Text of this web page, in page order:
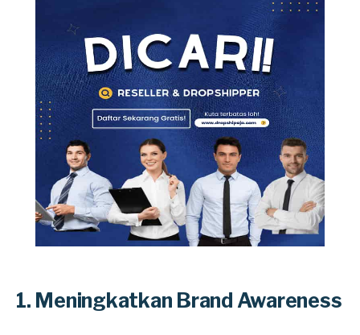
1. Meningkatkan Brand Awareness